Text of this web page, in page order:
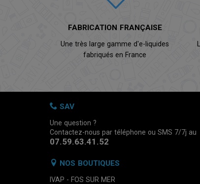
FABRICATION FRANÇAISE
Une très large gamme d'e-liquides
fabriqués en France
SAV
Une question ?
Contactez-nous par téléphone ou SMS 7/7j au
07.59.63.41.52
NOS BOUTIQUES
IVAP - FOS SUR MER